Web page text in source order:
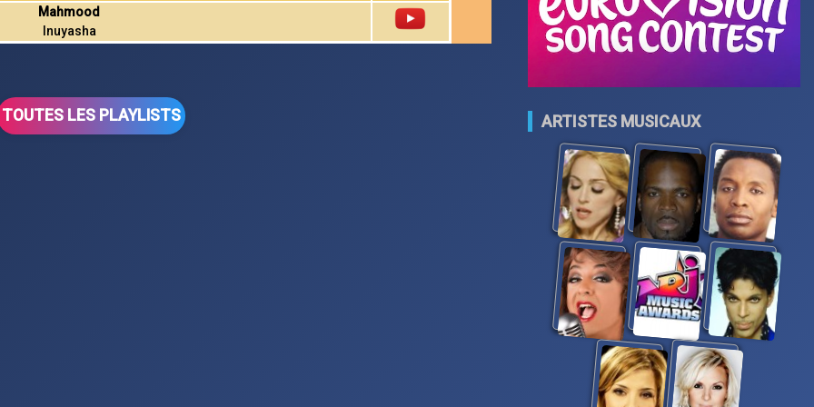
Mahmood
Inuyasha
TOUTES LES PLAYLISTS ARTISTES MUSICAUX